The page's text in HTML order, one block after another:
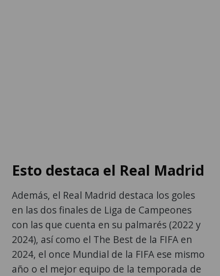
Esto destaca el Real Madrid
Además, el Real Madrid destaca los goles
en las dos finales de Liga de Campeones
con las que cuenta en su palmarés (2022 y
2024), así como el The Best de la FIFA en
2024, el once Mundial de la FIFA ese mismo
año o el mejor equipo de la temporada de